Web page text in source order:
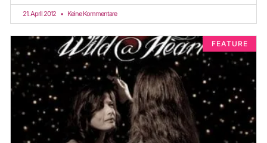
21. April 2012 Keine Kommentare
FEATURE